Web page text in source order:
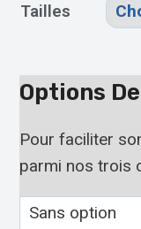
Tailles
Options
Pour faciliter
parmi nos trois